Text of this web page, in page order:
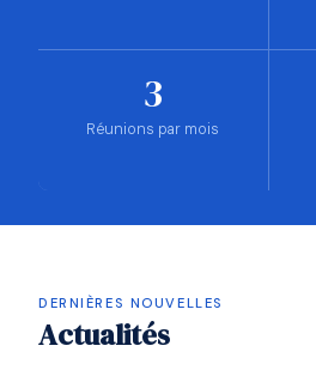
3
Réunions par mois
DERNIÈRES NOUVELLES
Actualités